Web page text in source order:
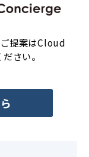
提案はCloud
さい。